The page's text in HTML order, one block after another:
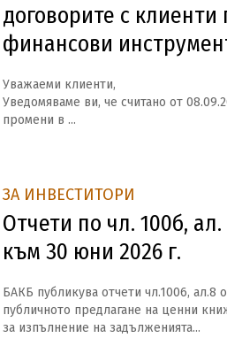
договорите с клиенти
финансови
Уважаеми клиенти,
Уведомяваме ви, че считано от
промени в ...
ЗА ИНВЕСТИТОРИ
Отчети по чл. 100б,
към 30 юни 2026 г.
БАКБ публикува отчети чл.1006, ал.8
публичното предлагане на ценни
за изпълнение на задълженията...